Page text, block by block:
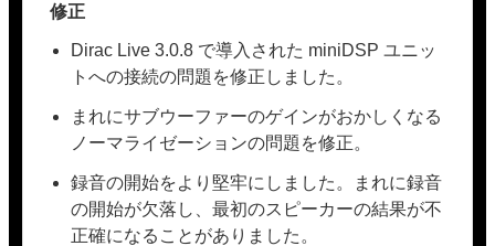
修正
Dirac Live 3.0.8 で導入された miniDSP ユニッ
トへの接続の問題を修正しました。
まれにサブウーファーのゲインがおかしくなる
ノーマライゼーションの問題を修正。
録音の開始をより堅牢にしました。まれに録音
の開始が欠落し、最初のスピーカーの結果が不
正確になることがありました。